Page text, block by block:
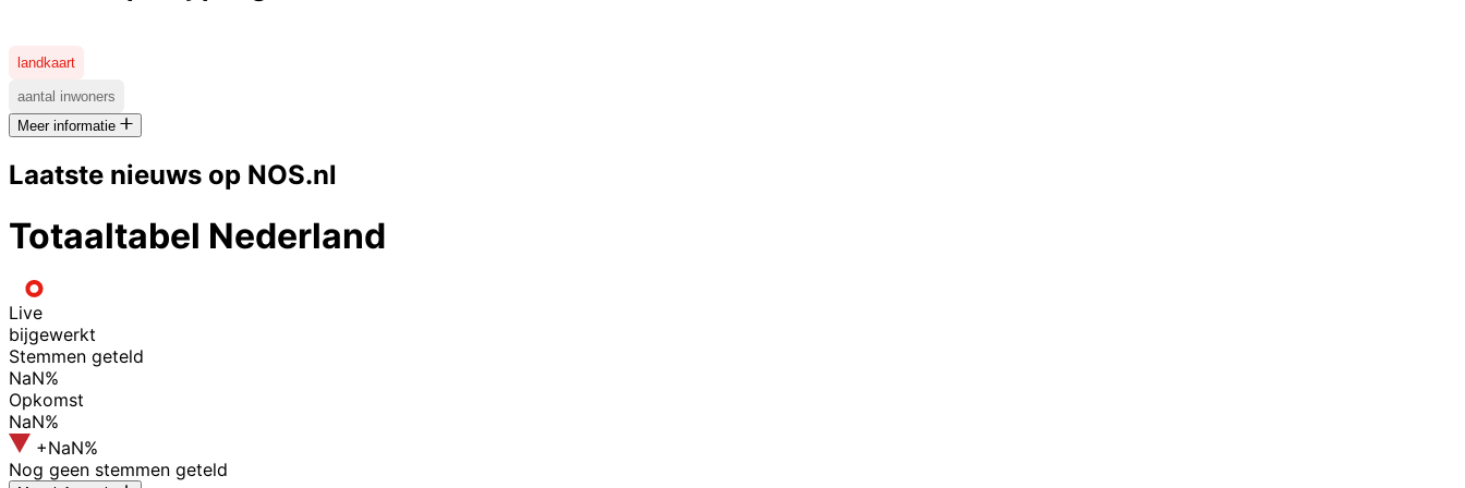
landkaart
aantal inwoners
Meer informatie
Laatste nieuws op NOS.nl
Totaaltabel Nederland
Live
bijgewerkt
Stemmen geteld
NaN%
Opkomst
NaN%
+NaN%
Nog geen stemmen geteld